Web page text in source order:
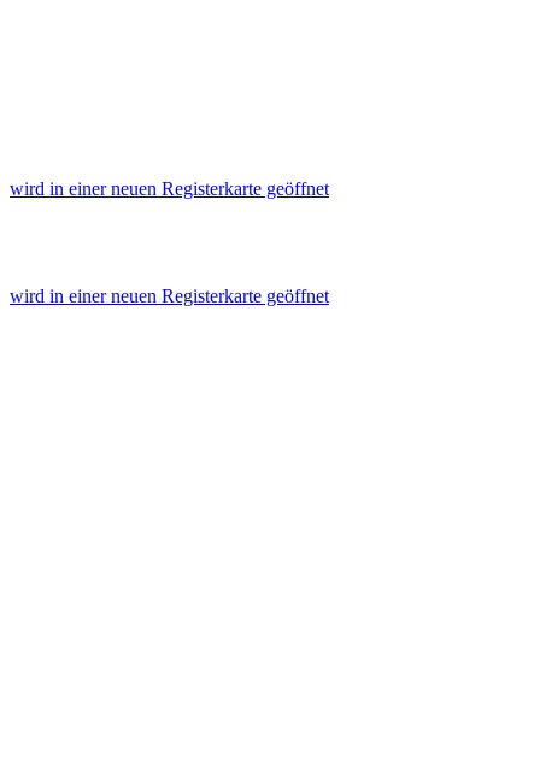
wird in einer neuen Registerkarte geöffnet
wird in einer neuen Registerkarte geöffnet